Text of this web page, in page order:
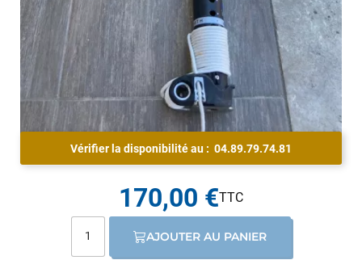
Vérifier la disponibilité au : 04.89.79.74.81
170,00 €
AJOUTER AU PANIER